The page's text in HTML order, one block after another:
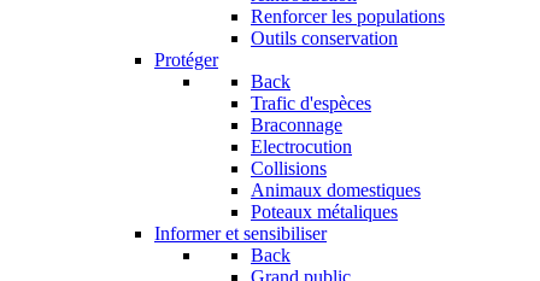
Renforcer les populations
Outils conservation
Protéger
Back
Trafic d'espèces
Braconnage
Electrocution
Collisions
Animaux domestiques
Poteaux métaliques
Informer et sensibiliser
Back
Grand public